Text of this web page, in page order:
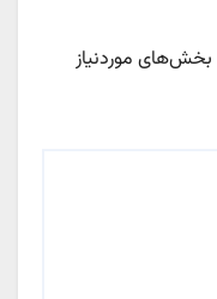
بخش‌های موردنیاز